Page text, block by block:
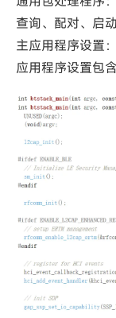
查询、配对、启
主应用程序设置
应用程序设置包